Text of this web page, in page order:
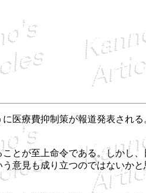
医療費抑制策が報道発表され
とが至上命令である。しかし
意見も成り立つのではないか